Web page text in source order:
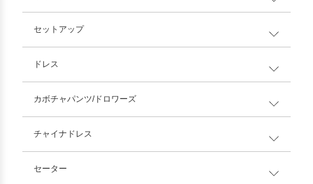
セットアップ
ドレス
カボチャパンツ/ドロワーズ
チャイナドレス
セーター